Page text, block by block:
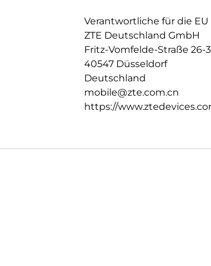
Ein Smartphone, das Design,
108 MP Triple-Kamera, dem
Blade V70 die perfekte Wahl
legen.
Verantwortliche für die EU
ZTE Deutschland GmbH
Fritz-Vomfelde-Straße 26-
40547 Düsseldorf
Deutschland
mobile@zte.com.cn
https://